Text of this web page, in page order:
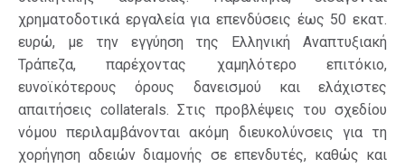
χρηματοδοτικά εργαλεία για επενδύσεις έως 50 εκατ.
ευρώ, με την εγγύηση της Ελληνική Αναπτυξιακή
Τράπεζα, παρέχοντας χαμηλότερο επιτόκιο,
ευνοϊκότερους όρους δανεισμού και ελάχιστες
απαιτήσεις collaterals. Στις προβλέψεις του σχεδίου
νόμου περιλαμβάνονται ακόμη διευκολύνσεις για τη
χορήγηση αδειών διαμονής σε επενδυτές, καθώς και